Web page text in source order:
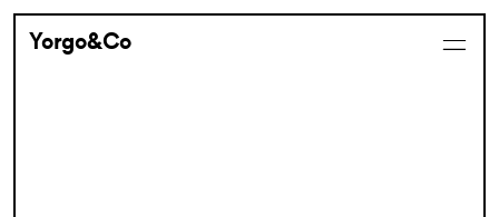
Yorgo&Co